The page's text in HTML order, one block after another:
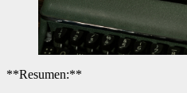
**Resumen:**